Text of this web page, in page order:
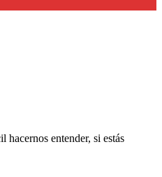
hacernos entender, si estás